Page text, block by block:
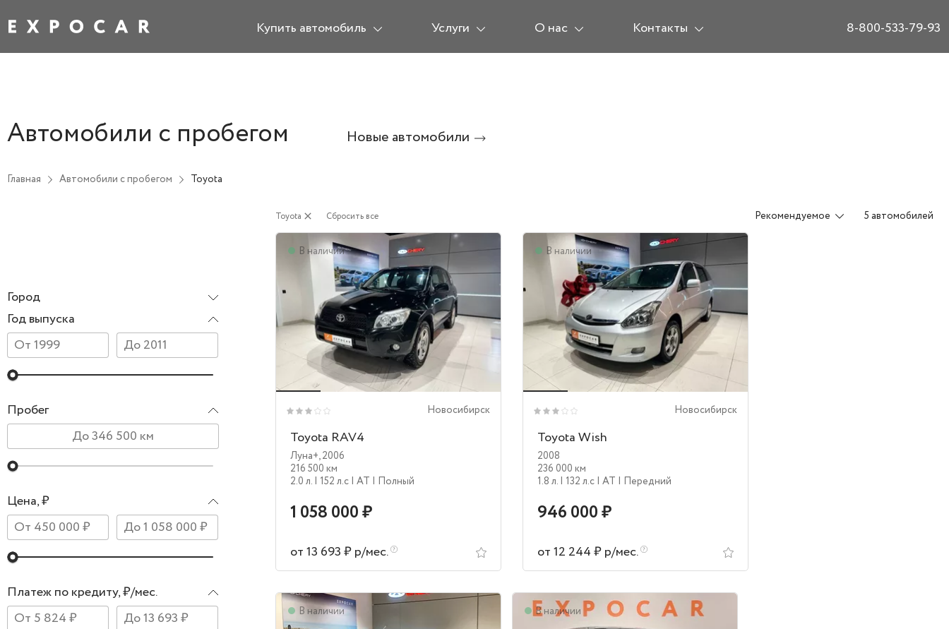
Купить автомобиль Услуги О нас Контакты 8-800-533-79-93
Автомобили с пробегом Новые автомобили
Главная Автомобили с пробегом Toyota
Город
Все города
Год выпуска
Пробег
Цена, ₽
Платеж по кредиту, ₽/мес.
Toyota close Сбросить все Рекомендуемое 5 автомобилей
В наличии
Новосибирск
Toyota RAV4
Луна+,2006
216 500 км
2.0 л. | 152 л.c | AT | Полный
1 058 000 ₽
от 13 693 ₽ р/мес.
В наличии
Новосибирск
Toyota Wish
2008
236 000 км
1.8 л. | 132 л.c | AT | Передний
946 000 ₽
от 12 244 ₽ р/мес.
В наличии В наличии